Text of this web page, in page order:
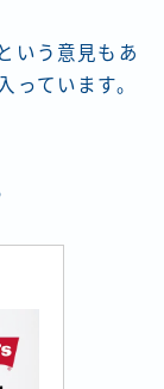
いう意見もあ
っています。